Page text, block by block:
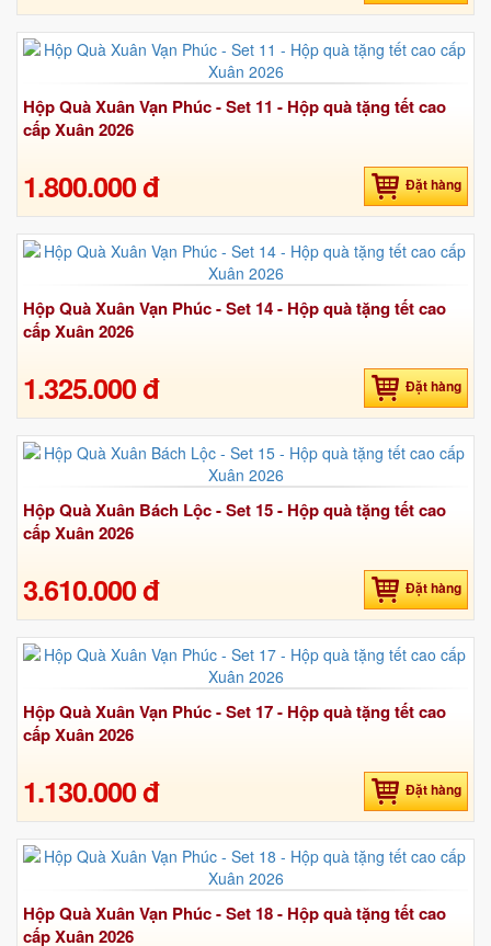
Hộp Quà Xuân Vạn Phúc - Set 11 - Hộp quà tặng tết cao
cấp Xuân 2026
1.800.000 đ Đặt hàng
Hộp Quà Xuân Vạn Phúc - Set 14 - Hộp quà tặng tết cao
cấp Xuân 2026
1.325.000 đ Đặt hàng
Hộp Quà Xuân Bách Lộc - Set 15 - Hộp quà tặng tết cao
cấp Xuân 2026
3.610.000 đ Đặt hàng
Hộp Quà Xuân Vạn Phúc - Set 17 - Hộp quà tặng tết cao
cấp Xuân 2026
1.130.000 đ Đặt hàng
Hộp Quà Xuân Vạn Phúc - Set 18 - Hộp quà tặng tết cao
cấp Xuân 2026